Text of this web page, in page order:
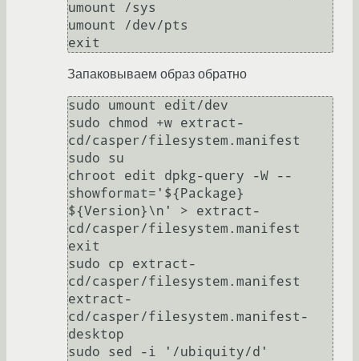
umount /sys
umount /dev/pts
Запаковываем образ обратно
sudo umount edit/dev
sudo chmod +w extract-
cd/casper/filesystem.manifest
sudo su
chroot edit dpkg-query -W --
showformat='${Package}
${Version}\n' > extract-
cd/casper/filesystem.manifest
exit
sudo cp extract-
cd/casper/filesystem.manifest
extract-
cd/casper/filesystem.manifest-
desktop
sudo sed -i '/ubiquity/d'